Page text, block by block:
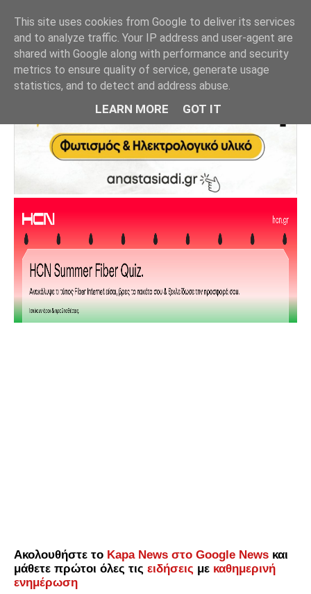
Ακολουθήστε το Kapa News στο Google News και
μάθετε πρώτοι όλες τις ειδήσεις με καθημερινή
ενημέρωση
This site uses cookies from Google to deliver its services
and to analyze traffic. Your IP address and user-agent are
shared with Google along with performance and security
metrics to ensure quality of service, generate usage
statistics, and to detect and address abuse.
LEARN MORE GOT IT